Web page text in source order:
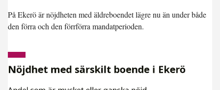
På Ekerö är nöjdheten med äldreboendet lägre nu än under både
den förra och den förrförra mandatperioden.